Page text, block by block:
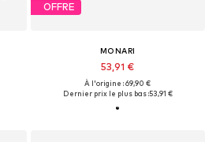
OFFRE
MONARI
53,91 €
À l'origine : 69,90 €
Dernier prix le plus bas :53,91 €